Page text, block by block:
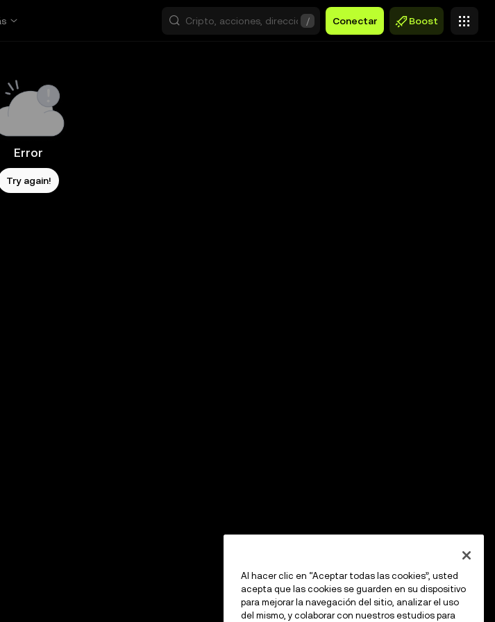
/ Conectar Boost
Error
Try again!
Al hacer clic en “Aceptar todas las cookies”, usted
acepta que las cookies se guarden en su dispositivo
para mejorar la navegación del sitio, analizar el uso
del mismo, y colaborar con nuestros estudios para